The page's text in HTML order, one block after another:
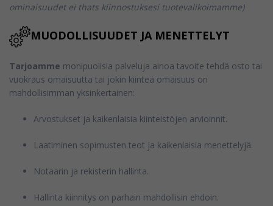
ominaisuudet ei thats kiinnostuksesi tuotevalikoimamme)
MUODOLLISUUDET JA MENETTELYT
Tarjoamme monipuolisia palveluja ainoa tavoite tehdä osto tai
vuokraus omaisuutta tai jokin kiinteä omaisuus on
mahdollisimman yksinkertainen:
Arvostukset ja kaikenlaisia kiinteistöjen arvioinnit.
Laatiminen sopimusten teot ja kaikenlaisia menettelyjä.
Notaarin ja rekisterin hallinta.
Hallinta kiinnitys on parhain mahdollisin ehdoin.